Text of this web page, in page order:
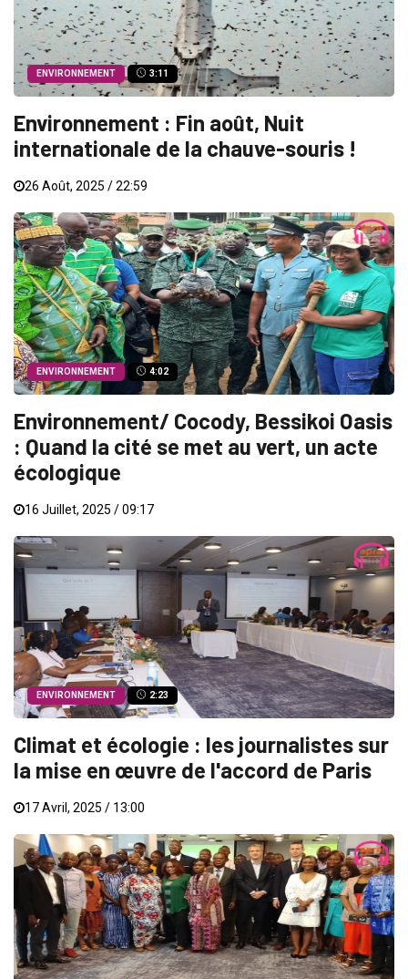
ENVIRONNEMENT 3:11
Environnement : Fin août, Nuit
internationale de la chauve-souris !
26 Août, 2025 / 22:59
ENVIRONNEMENT 4:02
Environnement/ Cocody, Bessikoi Oasis
: Quand la cité se met au vert, un acte
écologique
16 Juillet, 2025 / 09:17
ENVIRONNEMENT 2:23
Climat et écologie : les journalistes sur
la mise en œuvre de l'accord de Paris
17 Avril, 2025 / 13:00